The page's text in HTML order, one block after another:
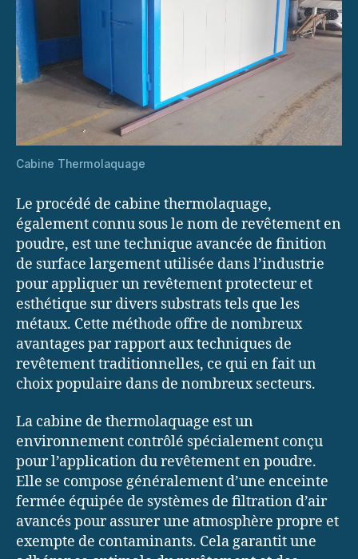
Cabine Thermolaquage
Le procédé de cabine thermolaquage,
également connu sous le nom de revêtement en
poudre, est une technique avancée de finition
de surface largement utilisée dans l’industrie
pour appliquer un revêtement protecteur et
esthétique sur divers substrats tels que les
métaux. Cette méthode offre de nombreux
avantages par rapport aux techniques de
revêtement traditionnelles, ce qui en fait un
choix populaire dans de nombreux secteurs.
La cabine de thermolaquage est un
environnement contrôlé spécialement conçu
pour l’application du revêtement en poudre.
Elle se compose généralement d’une enceinte
fermée équipée de systèmes de filtration d’air
avancés pour assurer une atmosphère propre et
exempte de contaminants. Cela garantit une